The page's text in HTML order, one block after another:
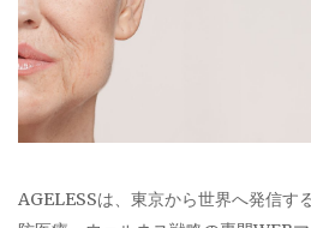
AGELESSは、東京から世界へ発信す